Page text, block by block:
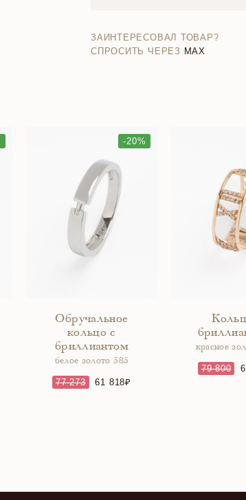
ЗАИНТЕРЕСОВАЛ ТОВАР?
СПРОСИТЬ ЧЕРЕЗ MAX
-20%
Обручальное
кольцо с
бриллиантом
белое золото 585
77 273 61 818
красное
79 800